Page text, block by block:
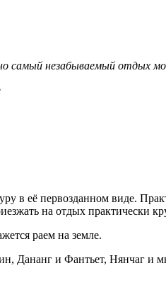
самый незабываемый отдых
в её первозданном виде.
на отдых практически
раем на земле.
Дананг и Фантьет, Нянчаг и